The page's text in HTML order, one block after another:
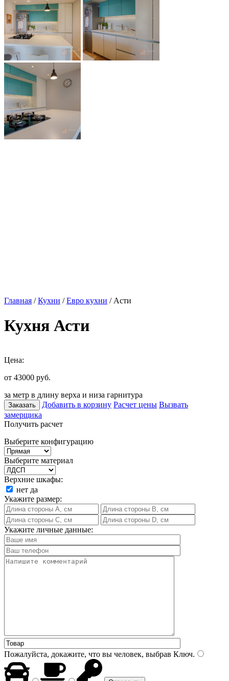
Главная /Кухни /Евро кухни / Асти
Кухня Асти
Цена:
от 43000 руб.
за метр в длину верха и низа гарнитура
Заказать Добавить в корзину Расчет цены Вызвать
замерщика
Получить расчет
Выберите конфигурацию
Выберите материал
Верхние шкафы:
нет да
Укажите размер:
Укажите личные данные:
Пожалуйста, докажите, что вы человек, выбрав Ключ.